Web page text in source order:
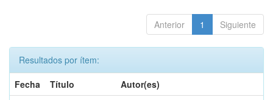
Anterior 1 Siguiente
Resultados por ítem:
Fecha
Título
Autor(es)